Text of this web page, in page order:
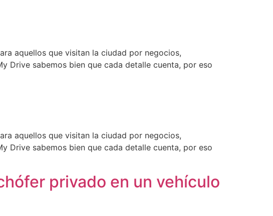
aquellos que visitan la ciudad por negocios,
Drive sabemos bien que cada detalle cuenta, por eso
aquellos que visitan la ciudad por negocios,
Drive sabemos bien que cada detalle cuenta, por eso
privado en un vehículo